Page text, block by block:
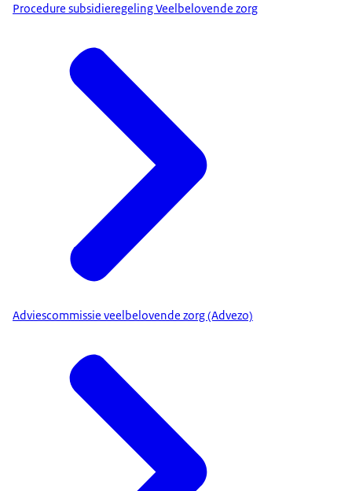
Procedure subsidieregeling Veelbelovende zorg
Adviescommissie veelbelovende zorg (Advezo)